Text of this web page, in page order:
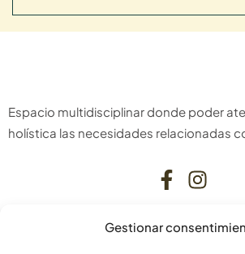
Gestionar
Espacio multidisciplinar donde poder
holística las necesidades relacionadas